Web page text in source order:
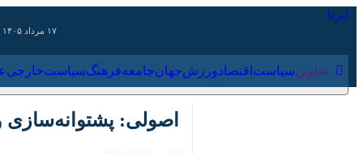
عناوین‌ سیاست اقتصاد ورزش جهان جامعه فرهنگ
اصولی: پشتوانه‌سازی و